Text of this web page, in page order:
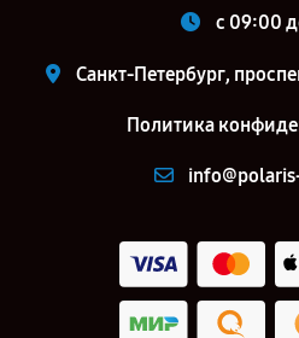
c 09:00
Санкт-Петербург,
Политика